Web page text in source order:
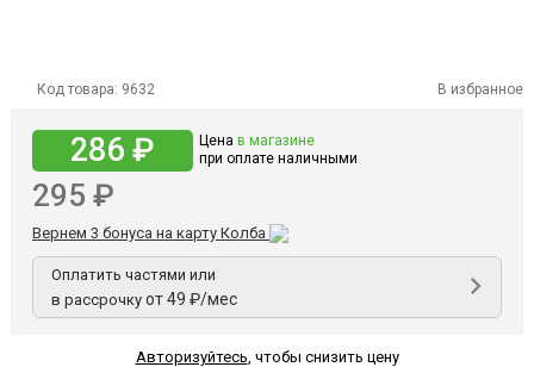
Код товара: 9632 В избранное
286 ₽ Цена в магазине
при оплате наличными
295 ₽
Вернем 3 бонуса на карту Колба
Оплатить частями или
в рассрочку от 49 ₽/мес
Авторизуйтесь чтобы снизить цену